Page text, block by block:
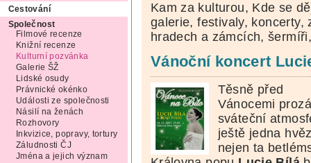
Cestování
Společnost
Filmové recenze
Knižní recenze
Kulturní pozvánka
Galerie ŠŽ
Lidské osudy
Právnické okénko
Události ze společnosti
Násilí na ženách
Rozhovory
Inkvizice, popravy, tortury
Záludnosti ČJ
Jména a jejich význam
Kam za kulturou, Kde se
galerie, festivaly,
hradech a zámcích,
Vánoční koncert
Těsně před
Vánocemi
sváteční
ještě jedna
nejen ta